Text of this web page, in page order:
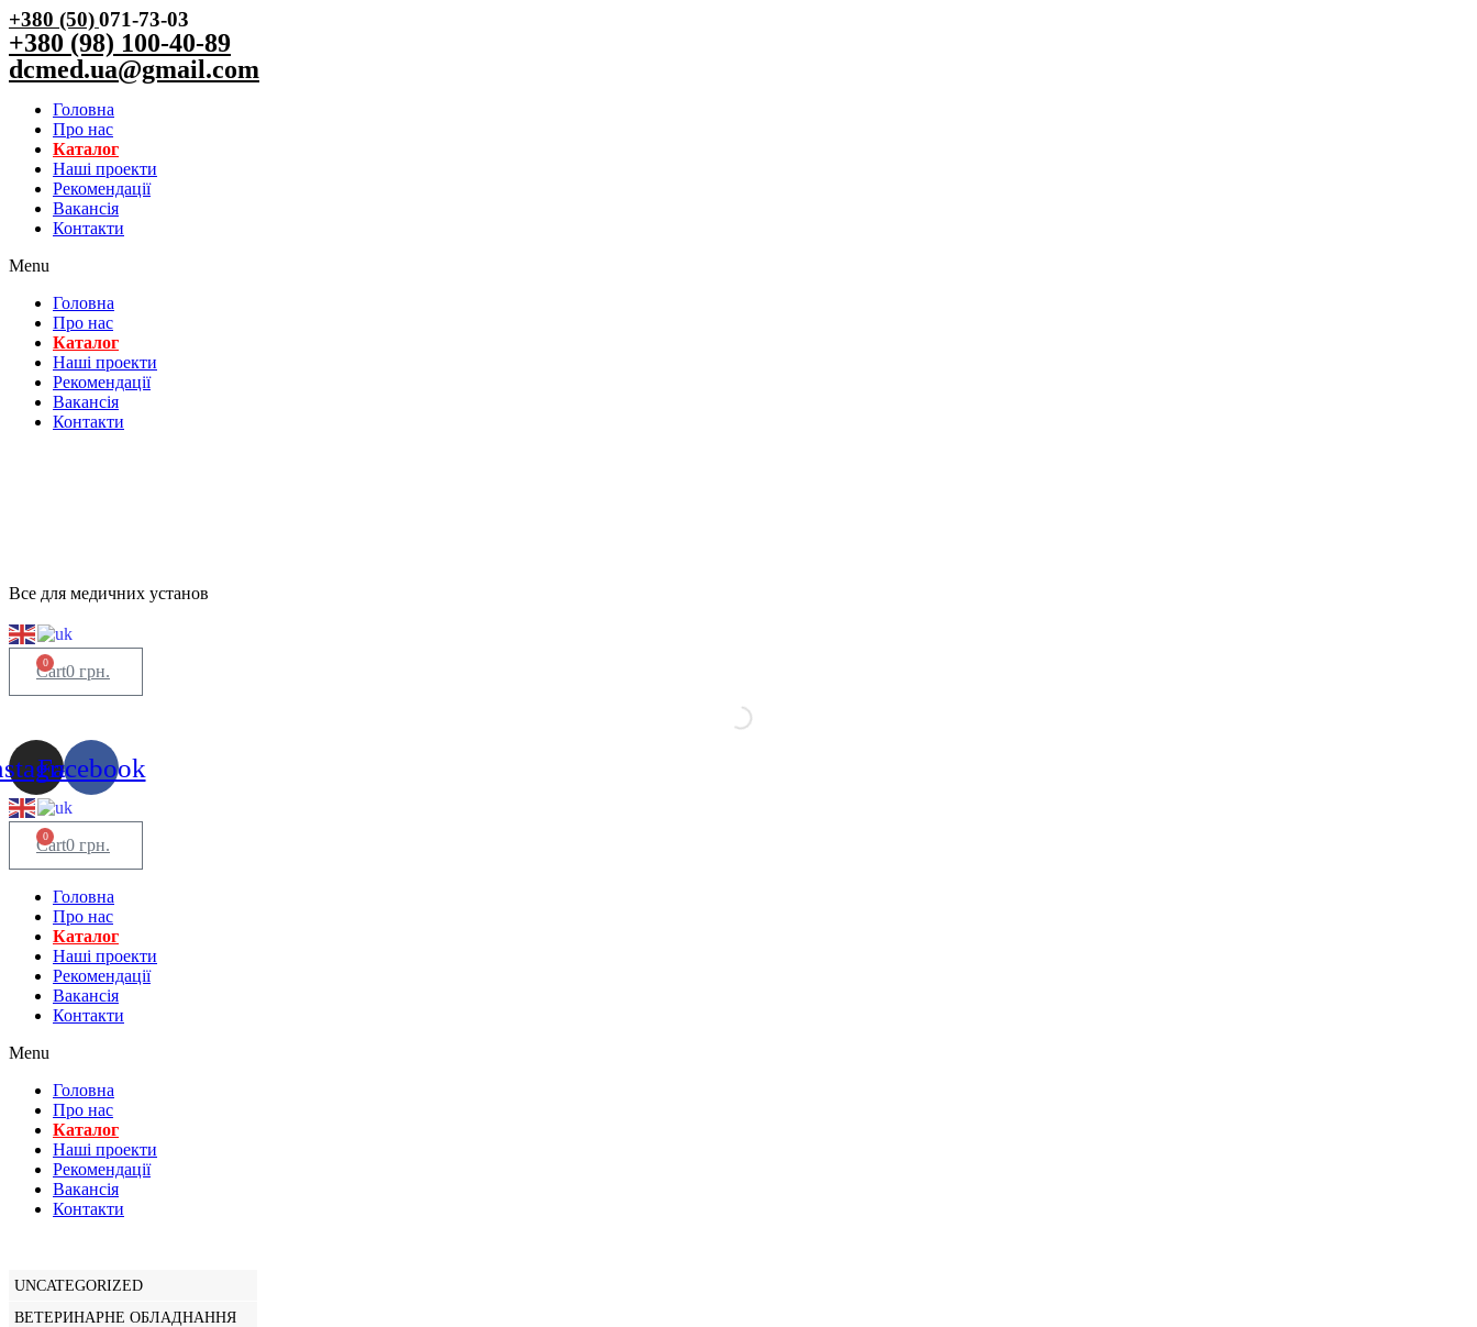
+380 (50)071-73-03
+380 (98) 100-40-89
dcmed.ua@gmail.com
Головна
Про нас
Каталог
Нашi проекти
Рекомендації
Вакансiя
Контакти
Menu
Головна
Про нас
Каталог
Нашi проекти
Рекомендації
Вакансiя
Контакти
Все для медичних установ
0 грн.
0
Cart
Facebook
0 грн.
0
Cart
Головна
Про нас
Каталог
Нашi проекти
Рекомендації
Вакансiя
Контакти
Menu
Головна
Про нас
Каталог
Нашi проекти
Рекомендації
Вакансiя
Контакти
UNCATEGORIZED
ВЕТЕРИНАРНЕ ОБЛАДНАННЯ